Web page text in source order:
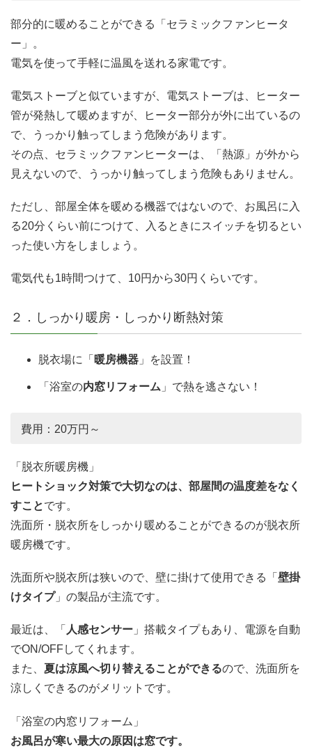
部分的に暖めることができる「セラミックファンヒータ
ー」。
電気を使って手軽に温風を送れる家電です。
電気ストーブと似ていますが、電気ストーブは、ヒーター
管が発熱して暖めますが、ヒーター部分が外に出ているの
で、うっかり触ってしまう危険があります。
その点、セラミックファンヒーターは、「熱源」が外から
見えないので、うっかり触ってしまう危険もありません。
ただし、部屋全体を暖める機器ではないので、お風呂に入
る20分くらい前につけて、入るときにスイッチを切るとい
った使い方をしましょう。
電気代も1時間つけて、10円から30円くらいです。
２．しっかり暖房・しっかり断熱対策
脱衣場に「 暖房機器 」を設置！
「浴室の内窓リフォーム 」で熱を逃さない！
費用：20万円～
「脱衣所暖房機」
ヒートショック対策で大切なのは、部屋間の温度差をなく
すことです。
洗面所・脱衣所をしっかり暖めることができるのが脱衣所
暖房機です。
洗面所や脱衣所は狭いので、壁に掛けて使用できる「 壁掛
けタイプ」の製品が主流です。
最近は、「 人感センサー 」搭載タイプもあり、電源を自動
でON/OFFしてくれます。
また、 夏は涼風へ切り替えることができるので、洗面所を
涼しくできるのがメリットです。
「浴室の内窓リフォーム」
お風呂が寒い最大の原因は窓です。